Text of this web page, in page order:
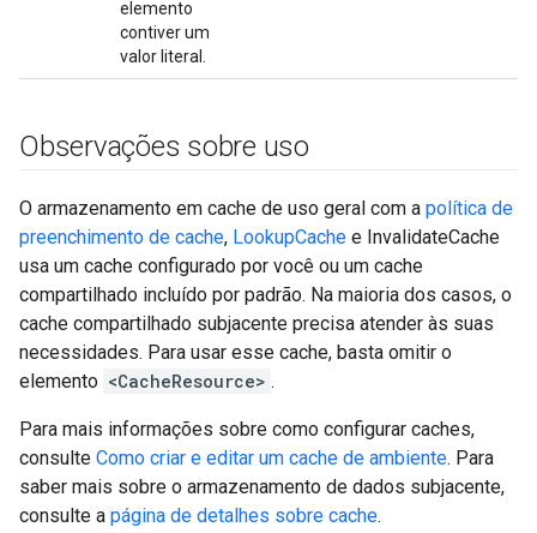
elemento
contiver um
valor literal.
Observações sobre uso
O armazenamento em cache de uso geral com a política de
preenchimento de cache, LookupCache e InvalidateCache
usa um cache configurado por você ou um cache
compartilhado incluído por padrão. Na maioria dos casos, o
cache compartilhado subjacente precisa atender às suas
necessidades. Para usar esse cache, basta omitir o
elemento <CacheResource> .
Para mais informações sobre como configurar caches,
consulte Como criar e editar um cache de ambiente. Para
saber mais sobre o armazenamento de dados subjacente,
consulte a página de detalhes sobre cache.